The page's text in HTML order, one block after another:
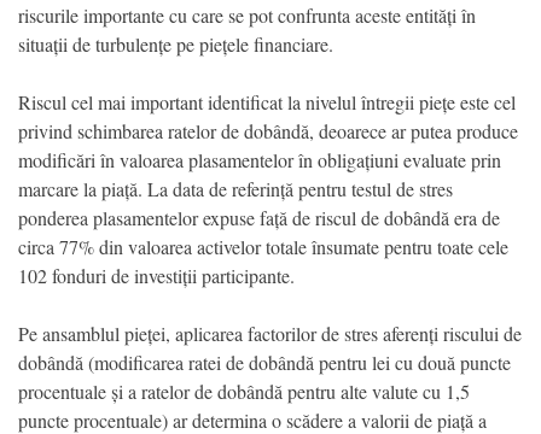
riscurile importante cu care se pot confrunta aceste entități în
situații de turbulențe pe piețele financiare.
Riscul cel mai important identificat la nivelul întregii piețe este cel
privind schimbarea ratelor de dobândă, deoarece ar putea produce
modificări în valoarea plasamentelor în obligațiuni evaluate prin
marcare la piață. La data de referință pentru testul de stres
ponderea plasamentelor expuse față de riscul de dobândă era de
circa 77% din valoarea activelor totale însumate pentru toate cele
102 fonduri de investiții participante.
Pe ansamblul pieței, aplicarea factorilor de stres aferenți riscului de
dobândă (modificarea ratei de dobândă pentru lei cu două puncte
procentuale și a ratelor de dobândă pentru alte valute cu 1,5
puncte procentuale) ar determina o scădere a valorii de piață a